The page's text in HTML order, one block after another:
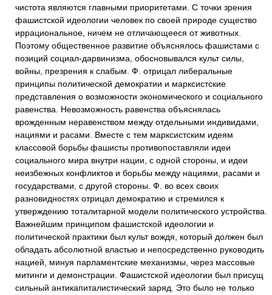
чистота являются главными приоритетами. С точки зрения
фашистской идеологии человек по своей природе существо
иррациональное, ничем не отличающееся от животных.
Поэтому общественное развитие объяснялось фашистами с
позиций социал-дарвинизма, обосновывался культ силы,
войны, презрения к слабым. Ф. отрицал либеральные
принципы политической демократии и марксистские
представления о возможности экономического и социального
равенства. Невозможность равенства объяснялась
врожденным неравенством между отдельными индивидами,
нациями и расами. Вместе с тем марксистским идеям
классовой борьбы фашисты противопоставляли идеи
социального мира внутри нации, с одной стороны, и идеи
неизбежных конфликтов и борьбы между нациями, расами и
государствами, с другой стороны. Ф. во всех своих
разновидностях отрицал демократию и стремился к
утверждению тоталитарной модели политического устройства.
Важнейшим принципом фашистской идеологии и
политической практики был культ вождя, который должен был
обладать абсолютной властью и непосредственно руководить
нацией, минуя парламентские механизмы, через массовые
митинги и демонстрации. Фашистской идеологии был присущ
сильный антикапиталистический заряд. Это было не только